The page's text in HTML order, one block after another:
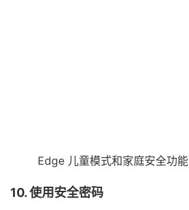
Edge 儿童模式和家庭安全功能
10. 使用安全密码